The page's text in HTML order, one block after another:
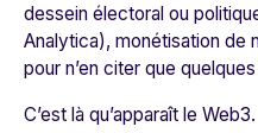
dessein électoral ou
Analytica), monétisation de
pour n’en citer que
C’est là qu’apparaît le Web3.